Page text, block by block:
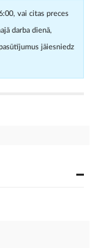
vai citas preces
darba dienā,
jāiesniedz